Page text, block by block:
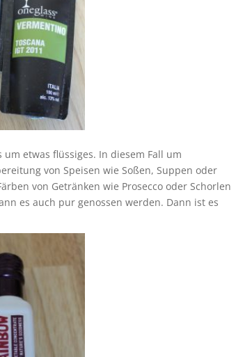
etwas flüssiges. In diesem Fall um
von Speisen wie Soßen, Suppen oder
von Getränken wie Prosecco oder Schorlen
es auch pur genossen werden. Dann ist es